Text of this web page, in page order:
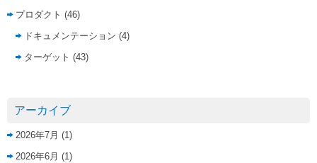
プロダクト (46)
ドキュメンテーション (4)
ターゲット (43)
アーカイブ
2026年7月 (1)
2026年6月 (1)